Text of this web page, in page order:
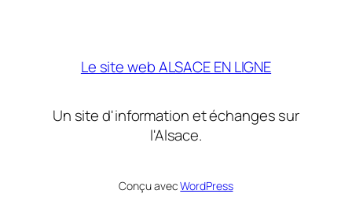
Le site web ALSACE EN LIGNE
Un site d'information et échanges sur
l'Alsace.
Conçu avecWordPress